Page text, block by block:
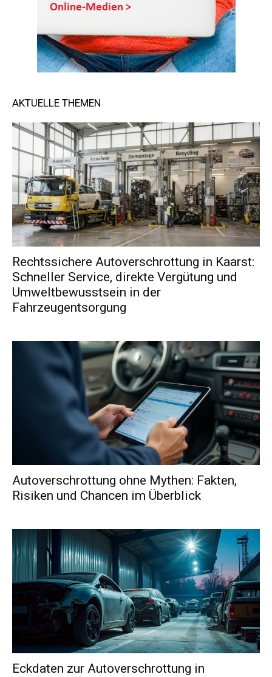
AKTUELLE THEMEN
Rechtssichere Autoverschrottung in Kaarst:
Schneller Service, direkte Vergütung und
Umweltbewusstsein in der
Fahrzeugentsorgung
Autoverschrottung ohne Mythen: Fakten,
Risiken und Chancen im Überblick
Eckdaten zur Autoverschrottung in